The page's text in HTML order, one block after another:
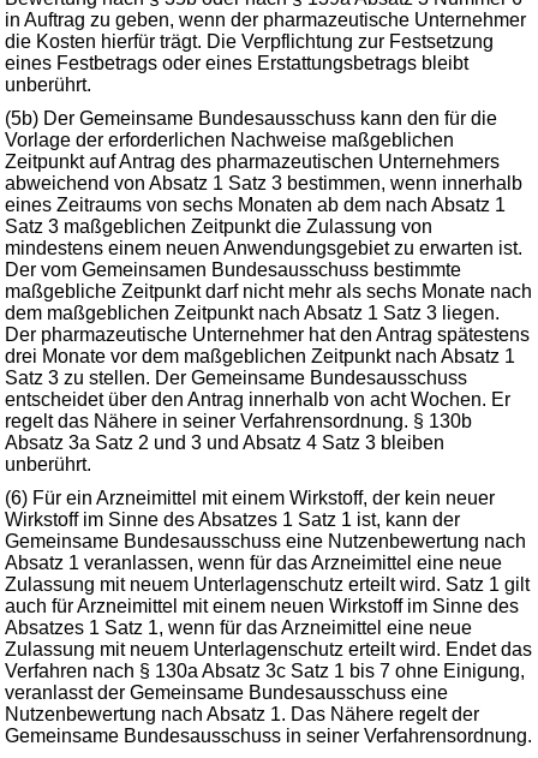
in Auftrag zu geben, wenn der pharmazeutische Unternehmer
die Kosten hierfür trägt. Die Verpflichtung zur Festsetzung
eines Festbetrags oder eines Erstattungsbetrags bleibt
unberührt.
(5b) Der Gemeinsame Bundesausschuss kann den für die
Vorlage der erforderlichen Nachweise maßgeblichen
Zeitpunkt auf Antrag des pharmazeutischen Unternehmers
abweichend von Absatz 1 Satz 3 bestimmen, wenn innerhalb
eines Zeitraums von sechs Monaten ab dem nach Absatz 1
Satz 3 maßgeblichen Zeitpunkt die Zulassung von
mindestens einem neuen Anwendungsgebiet zu erwarten ist.
Der vom Gemeinsamen Bundesausschuss bestimmte
maßgebliche Zeitpunkt darf nicht mehr als sechs Monate nach
dem maßgeblichen Zeitpunkt nach Absatz 1 Satz 3 liegen.
Der pharmazeutische Unternehmer hat den Antrag spätestens
drei Monate vor dem maßgeblichen Zeitpunkt nach Absatz 1
Satz 3 zu stellen. Der Gemeinsame Bundesausschuss
entscheidet über den Antrag innerhalb von acht Wochen. Er
regelt das Nähere in seiner Verfahrensordnung. § 130b
Absatz 3a Satz 2 und 3 und Absatz 4 Satz 3 bleiben
unberührt.
(6) Für ein Arzneimittel mit einem Wirkstoff, der kein neuer
Wirkstoff im Sinne des Absatzes 1 Satz 1 ist, kann der
Gemeinsame Bundesausschuss eine Nutzenbewertung nach
Absatz 1 veranlassen, wenn für das Arzneimittel eine neue
Zulassung mit neuem Unterlagenschutz erteilt wird. Satz 1 gilt
auch für Arzneimittel mit einem neuen Wirkstoff im Sinne des
Absatzes 1 Satz 1, wenn für das Arzneimittel eine neue
Zulassung mit neuem Unterlagenschutz erteilt wird. Endet das
Verfahren nach § 130a Absatz 3c Satz 1 bis 7 ohne Einigung,
veranlasst der Gemeinsame Bundesausschuss eine
Nutzenbewertung nach Absatz 1. Das Nähere regelt der
Gemeinsame Bundesausschuss in seiner Verfahrensordnung.